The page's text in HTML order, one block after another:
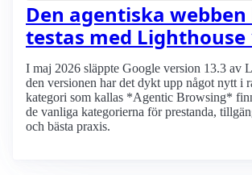
Den agentiska webben
testas med Lighthouse
I maj 2026 släppte Google version 13.3 av
den versionen har det dykt upp något nytt i
kategori som kallas *Agentic Browsing*
de vanliga kategorierna för prestanda,
och bästa praxis.